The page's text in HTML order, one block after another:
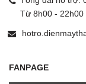
Từ 8h00 -
FANPAGE